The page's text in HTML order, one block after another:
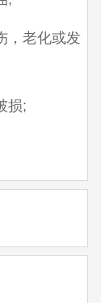
老化或发
损;